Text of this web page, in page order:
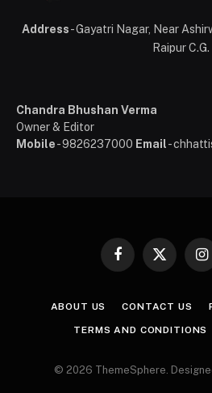
Address- Gayatri Nagar, Near
Raipur C.G.
Chandra Bhushan Verma
Owner & Editor
Mobile- 9826237000 Email-
Facebook
X
ABOUT US CONTACT US
TERMS AND CONDITIONS
© 2026 ThemeSphere.